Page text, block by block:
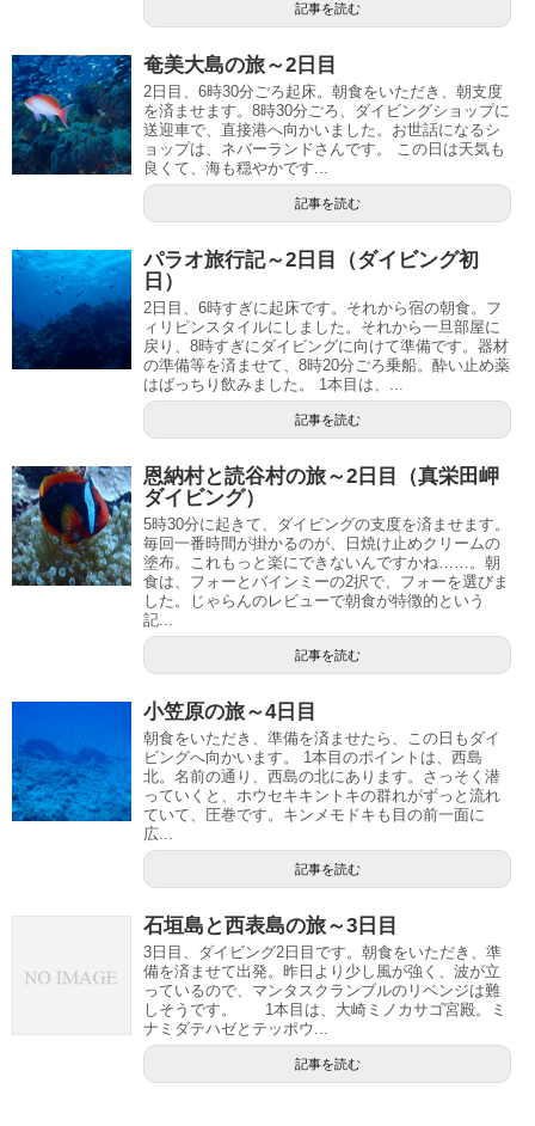
記事を読む
奄美大島の旅～2日目
2日目、6時30分ごろ起床。朝食をいただき、朝支度
を済ませます。8時30分ごろ、ダイビングショップに
送迎車で、直接港へ向かいました。お世話になるシ
ョップは、ネバーランドさんです。 この日は天気も
良くて、海も穏やかです...
記事を読む
パラオ旅行記～2日目（ダイビング初
日）
2日目、6時すぎに起床です。それから宿の朝食。フ
ィリピンスタイルにしました。それから一旦部屋に
戻り、8時すぎにダイビングに向けて準備です。器材
の準備等を済ませて、8時20分ごろ乗船。酔い止め薬
はばっちり飲みました。 1本目は、...
記事を読む
恩納村と読谷村の旅～2日目（真栄田岬
ダイビング）
5時30分に起きて、ダイビングの支度を済ませます。
毎回一番時間が掛かるのが、日焼け止めクリームの
塗布。これもっと楽にできないんですかね……。朝
食は、フォーとバインミーの2択で、フォーを選びま
した。じゃらんのレビューで朝食が特徴的という
記...
記事を読む
小笠原の旅～4日目
朝食をいただき、準備を済ませたら、この日もダイ
ビングへ向かいます。 1本目のポイントは、西島
北。名前の通り、西島の北にあります。さっそく潜
っていくと、ホウセキキントキの群れがずっと流れ
ていて、圧巻です。キンメモドキも目の前一面に
広...
記事を読む
石垣島と西表島の旅～3日目
3日目、ダイビング2日目です。朝食をいただき、準
備を済ませて出発。昨日より少し風が強く、波が立
っているので、マンタスクランブルのリベンジは難
しそうです。 1本目は、大崎ミノカサゴ宮殿。ミ
ナミダテハゼとテッポウ...
記事を読む